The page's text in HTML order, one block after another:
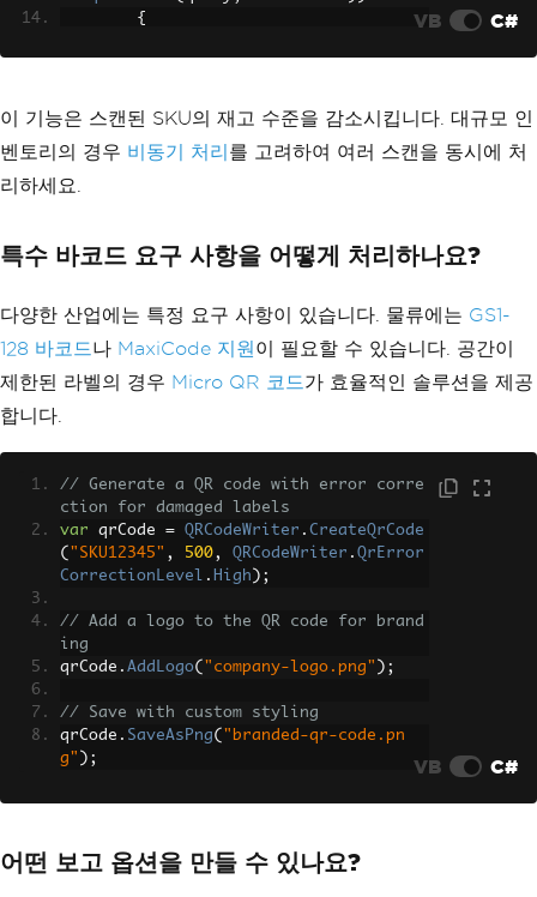
{
}
}
VB C#
이 기능은 스캔된 SKU의 재고 수준을 감소시킵니다. 대규모 인
벤토리의 경우 비동기 처리 를 고려하여 여러 스캔을 동시에 처
리하세요.
특수 바코드 요구 사항을 어떻게 처리하나요?
다양한 산업에는 특정 요구 사항이 있습니다. 물류에는 GS1-
128 바코드나 MaxiCode 지원 이 필요할 수 있습니다. 공간이
제한된 라벨의 경우 Micro QR 코드가 효율적인 솔루션을 제공
합니다.
// Generate a QR code with error corre
ction for damaged labels
var qrCode = QRCodeWriter . CreateQrCode
( "SKU12345" , 500, QRCodeWriter . QrError
CorrectionLevel . High );
// Add a logo to the QR code for brand
ing
qrCode . AddLogo( "company-logo.png" );
// Save with custom styling
qrCode . SaveAsPng( "branded-qr-code.pn
g" ); VB C#
어떤 보고 옵션을 만들 수 있나요?